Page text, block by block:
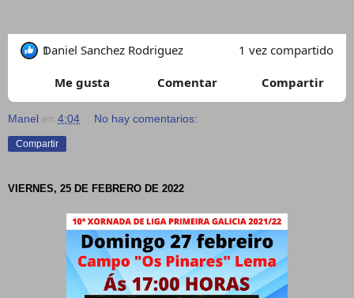
1
Daniel Sanchez Rodriguez 1 vez compartido
Me gusta Comentar Compartir
Manel en 4:04 No hay comentarios:
Compartir
VIERNES, 25 DE FEBRERO DE 2022